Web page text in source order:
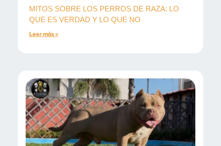
MITOS SOBRE LOS PERROS DE RAZA: LO
QUE ES VERDAD Y LO QUE NO
Leer más »